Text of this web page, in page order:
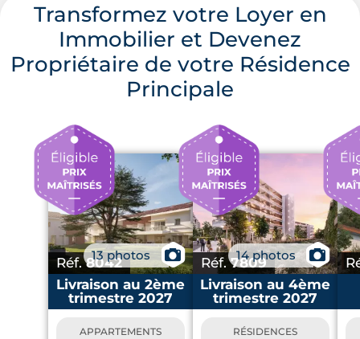
Transformez votre Loyer en
Immobilier et Devenez
Propriétaire de votre Résidence
Principale
Réf.8042
13 photos
📷
Livraison au 2ème
trimestre 2027
APPARTEMENTS
Réf.7809
14 photos
📷
Livraison au 4ème
trimestre 2027
RÉSIDENCES